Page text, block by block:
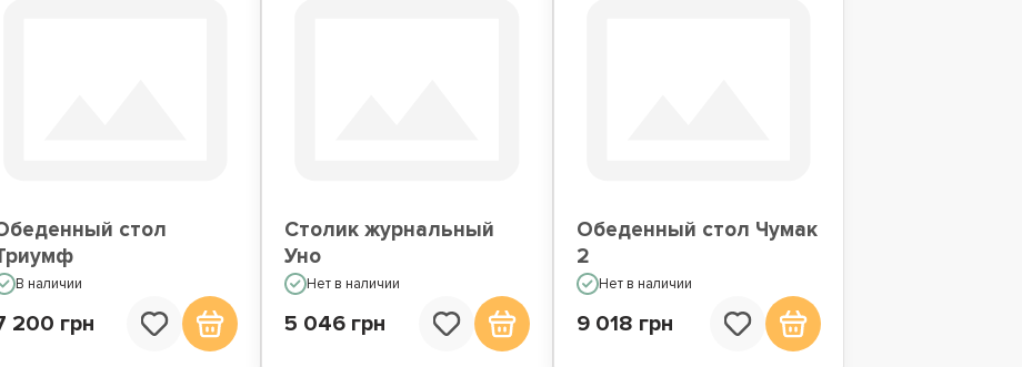
стол
В наличии
200 грн
Столик журнальный
Уно
Нет в наличии
5 046 грн
Обеденный стол Чумак
2
Нет в наличии
9 018 грн